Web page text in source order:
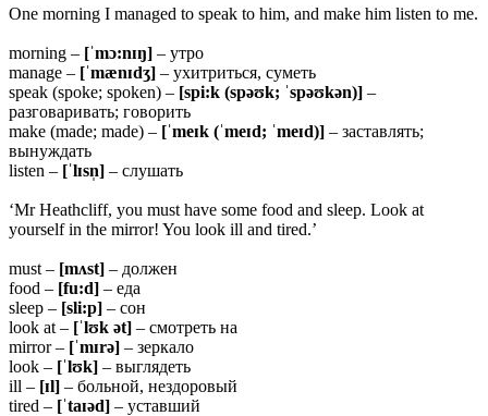
One morning I managed to speak to him, and make him listen to me.
morning – [ˈmɔ:nɪŋ] – утро
manage – [ˈmænɪdʒ] – ухитриться, суметь
speak (spoke; spoken) – [spi:k (spəʊk; ˈspəʊkən)] –
разговаривать; говорить
make (made; made) – [ˈmeɪk (ˈmeɪd; ˈmeɪd)] – заставлять;
вынуждать
listen – [ˈlɪsn̩] – слушать
‘Mr Heathcliff, you must have some food and sleep. Look at
yourself in the mirror! You look ill and tired.’
must – [mʌst] – должен
food – [fu:d] – еда
sleep – [sli:p] – сон
look at – [ˈlʊk ət] – смотреть на
mirror – [ˈmɪrə] – зеркало
look – [ˈlʊk] – выглядеть
ill – [ɪl] – больной, нездоровый
tired – [ˈtaɪəd] – уставший